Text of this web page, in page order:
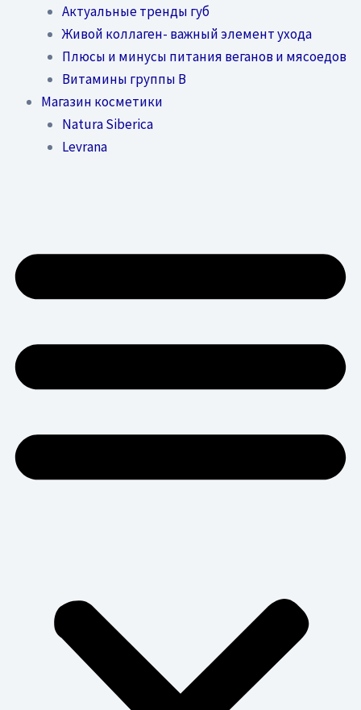
Актуальные тренды губ
Живой коллаген- важный элемент ухода
Плюсы и минусы питания веганов и мясоедов
Витамины группы В
Магазин косметики
Natura Siberica
Levrana